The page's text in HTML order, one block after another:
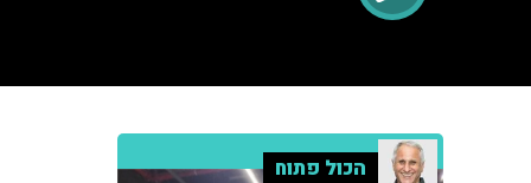
הכול פתוח